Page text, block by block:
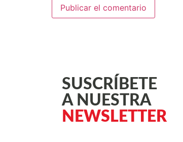
SUSCRÍBETE
A NUESTRA
NEWSLETTER